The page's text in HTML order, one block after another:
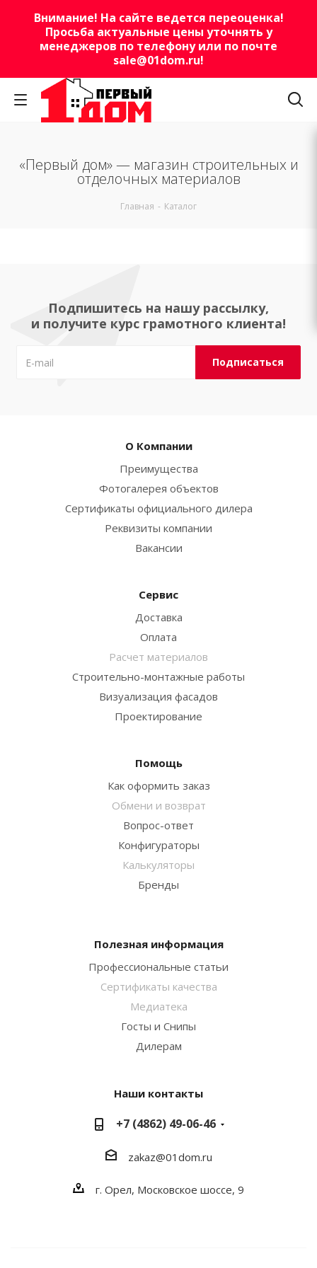
Внимание! На сайте ведется переоценка!
Просьба актуальные цены уточнять у
менеджеров по телефону или по почте
sale@01dom.ru!
«Первый дом» — магазин строительных и
отделочных материалов
Главная - Каталог
Подпишитесь на нашу рассылку,
и получите курс грамотного клиента!
О Компании
Преимущества
Фотогалерея объектов
Сертификаты официального дилера
Реквизиты компании
Вакансии
Сервис
Доставка
Оплата
Расчет материалов
Строительно-монтажные работы
Визуализация фасадов
Проектирование
Помощь
Как оформить заказ
Обмени и возврат
Вопрос-ответ
Конфигураторы
Калькуляторы
Бренды
Полезная информация
Профессиональные статьи
Сертификаты качества
Медиатека
Госты и Снипы
Дилерам
Наши контакты
+7 (4862) 49-06-46
zakaz@01dom.ru
г. Орел, Московское шоссе, 9